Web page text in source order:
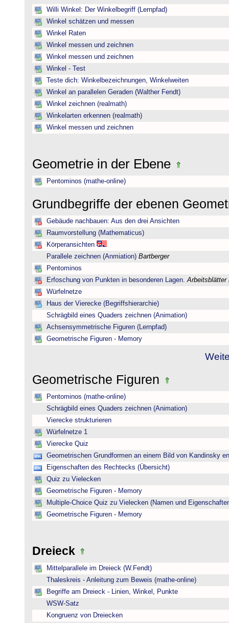
Willi Winkel: Der Winkelbegriff (Lernpfad)
Winkel schätzen und messen
Winkel Raten
Winkel messen und zeichnen
Winkel messen und zeichnen
Winkel - Test
Teste dich: Winkelbezeichnungen, Winkelweiten
Winkel an parallelen Geraden (Walther Fendt)
Winkel zeichnen (realmath)
Winkelarten erkennen (realmath)
Winkel messen und zeichnen
Geometrie in der Ebene
Pentominos (mathe-online)
Grundbegriffe der ebenen
Gebäude nachbauen: Aus den drei Ansichten
Raumvorstellung (Mathematicus)
Körperansichten
Parallele zeichnen (Anmiation) Bartberger
Pentominos
Erfoschung von Punkten in besonderen Lagen. Arbeitsblätter
Würfelnetze
Haus der Vierecke (Begriffshierarchie)
Schrägbild eines Quaders zeichnen (Animation)
Achsensymmetrische Figuren (Lernpfad)
Geometrische Figuren - Memory
Geometrische Figuren
Pentominos (mathe-online)
Schrägbild eines Quaders zeichnen (Animation)
Vierecke strukturieren
Würfelnetze 1
Vierecke Quiz
Geometrischen Grundformen an einem Bild von Kandinsky
Eigenschaften des Rechtecks (Übersicht)
Quiz zu Vielecken
Geometrische Figuren - Memory
Multiple-Choice Quiz zu Vielecken (Namen und
Geometrische Figuren - Memory
Dreieck
Mittelparallele im Dreieck (W.Fendt)
Thaleskreis - Anleitung zum Beweis (mathe-online)
Begriffe am Dreieck - Linien, Winkel, Punkte
WSW-Satz
Kongruenz von Dreiecken